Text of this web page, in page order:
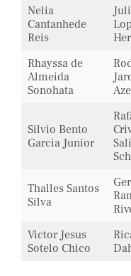
Nelia
Cantanhede
Reis
Rhayssa de
Almeida
Sonohata
Silvio Bento
Garcia Junior
Thalles Santos
Silva
Victor Jesus
Sotelo Chico